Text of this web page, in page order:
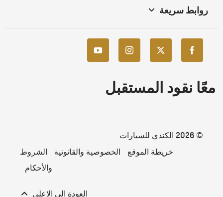
روابط سريعة
معًا نقود المستقبل
© 2026 الكندي للسيارات
خريطة الموقع
الخصوصية والقانونية
الشروط
والأحكام
العودة الي الاعلى